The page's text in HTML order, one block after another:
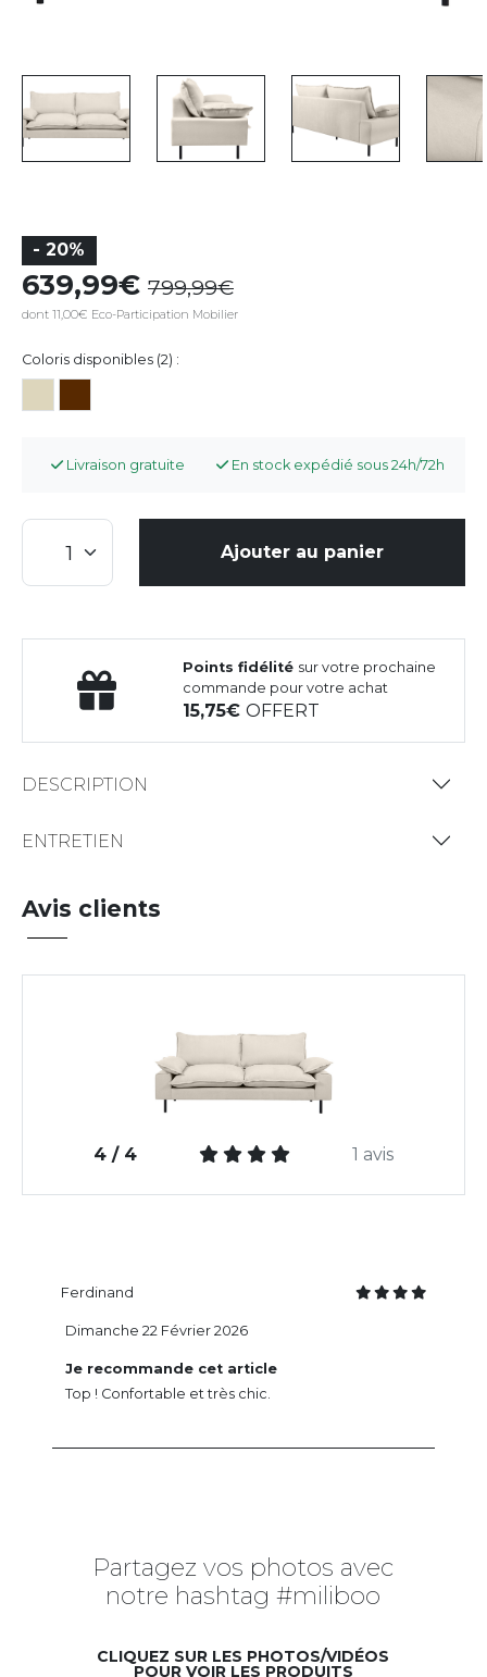
- 20%
639,99 799,99
dont 11,00€ Eco-Participation Mobilier
Coloris disponibles (2) :
Livraison gratuite En stock expédié sous 24h/72h
Ajouter au panier
Points fidélité sur votre prochaine
commande pour votre achat
15,75OFFERT
DESCRIPTION
ENTRETIEN
Avis clients
4 / 4 1 avis
Ferdinand
Je recommande cet article
Top ! Confortable et très chic.
Dimanche 22 Février 2026
Partagez vos photos avec
notre hashtag #miliboo
CLIQUEZ SUR LES PHOTOS/VIDÉOS
POUR VOIR LES PRODUITS